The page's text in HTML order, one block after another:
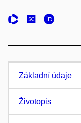
Základní údaje
Životopis